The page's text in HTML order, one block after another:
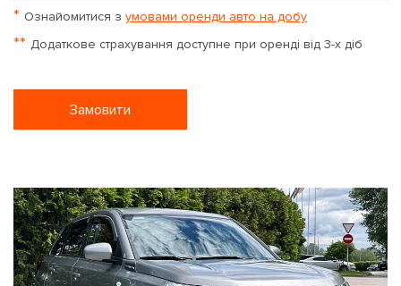
* Ознайомитися з умовами оренди авто на добу
** Додаткове страхування доступне при оренді від 3-х діб
Замовити